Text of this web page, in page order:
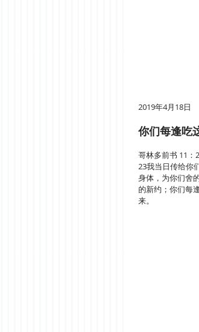
2019年4月18日
你们每逢吃
哥林多前书 11：
23我当日传给你
身体，为你们舍
的新约；你们每
来。